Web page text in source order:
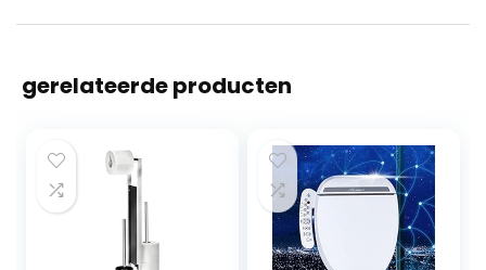
gerelateerde producten